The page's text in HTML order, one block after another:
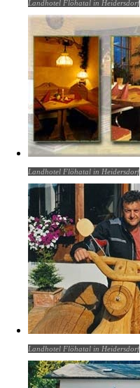
Landhotel Flöhatal in Heidersdorf
Landhotel Flöhatal in Heidersdorf
Landhotel Flöhatal in Heidersdorf